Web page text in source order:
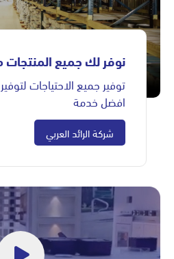
نوفر لك جميع
توفير جميع الاحتياجات
افضل خدمة
شركة الرائد العربي